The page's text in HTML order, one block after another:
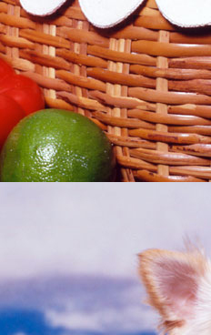
リヴィエラカジノ
All Slots Casino/オー
スカジノ｜カジノ・オン・ネット/888.com
ック｜Imperial Casino/インペリアルカジ
Glamour/カジノグラマー｜Casino
インカジノ｜
エイトガイド｜アダルトアフィリエイト
広告主/マーチャントのアフィリエイト導入
｜
ド～治験バイト＆ボランティア募集情報！
携帯ﾈｯﾄ株ｶﾞｲﾄﾞ～初心者
ト銀行/JNBバンク
イーバンク銀行
（ネッテラー）口座開設・利用法詳細 ｜
CDアルバム紹介｜ 楳図かずお漫画｜